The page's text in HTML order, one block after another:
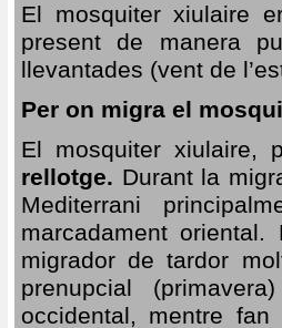
El mosquiter xiulaire
present de manera
llevantades (vent de
Per on migra el
El mosquiter xiulaire,
rellotge. Durant la
Mediterrani
marcadament
migrador de tardor
prenupcial
occidental, mentre